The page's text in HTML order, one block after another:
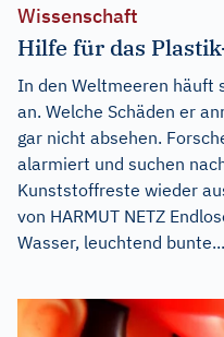
Wissenschaft
Hilfe für das
In den Weltmeeren häuft
an. Welche Schäden er
gar nicht absehen.
alarmiert und suchen
Kunststoffreste wieder
von HARMUT NETZ
Wasser, leuchtend bunte...